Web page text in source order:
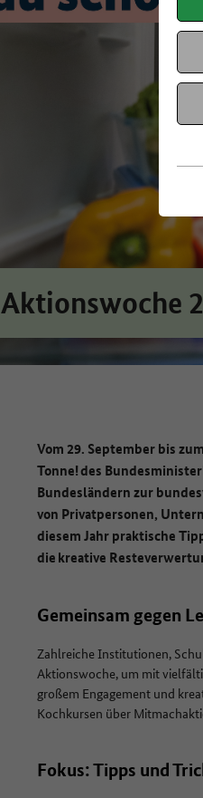
Aktionswoche
Vom 29. September bis
Tonne! des
Bundesländern zur
von Privatpersonen,
diesem Jahr praktische
die kreative
Gemeinsam gegen
Zahlreiche Institutionen,
Aktionswoche, um mit
großem Engagement und
Kochkursen über
Fokus: Tipps und